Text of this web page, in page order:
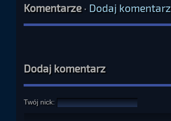
Komentarze· Dodaj komentarz
Dodaj komentarz
Twój nick: